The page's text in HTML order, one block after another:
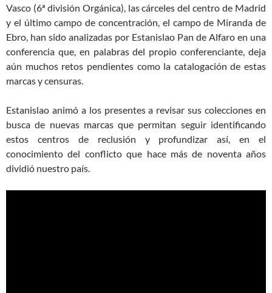
Vasco (6ª división Orgánica), las cárceles del centro de Madrid
y el último campo de concentración, el campo de Miranda de
Ebro, han sido analizadas por Estanislao Pan de Alfaro en una
conferencia que, en palabras del propio conferenciante, deja
aún muchos retos pendientes como la catalogación de estas
marcas y censuras.
Estanislao animó a los presentes a revisar sus colecciones en
busca de nuevas marcas que permitan seguir identificando
estos centros de reclusión y profundizar así, en el
conocimiento del conflicto que hace más de noventa años
dividió nuestro país.